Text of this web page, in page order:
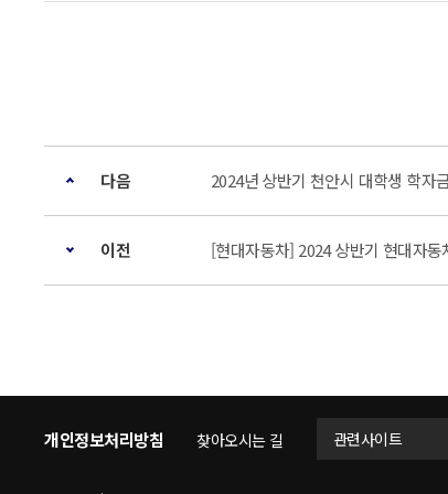
다음 2024년 상반기 천안시 대학생 학자
이전 [현대자동차] 2024 상반기 현대자
개인정보처리방침 찾아오시는 길 관련사이트